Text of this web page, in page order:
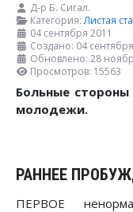
Д-р Б. Сигал.
Категория:Листая
04 сентября 2011
Создано: 04
Обновлено: 28
Просмотров: 15563
Больные
молодежи.
РАННЕЕ
ПЕРВОЕ